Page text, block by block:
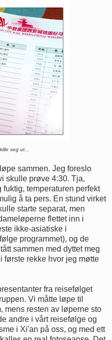
seg ut...
sammen. Jeg foreslo
skulle prøve 4:30. Tja,
temperaturen perfekt
å ta pers. En stund virket
starte separat, men
flettet inn i
ikke-asiatiske i
programmet), og de
sammen med dyttet meg
første rekke hvor jeg møtte
fra reisefølget
Vi måtte løpe til
mens resten av løperne sto
andre i vårt reisefølge og
i Xi'an på oss, og med ett